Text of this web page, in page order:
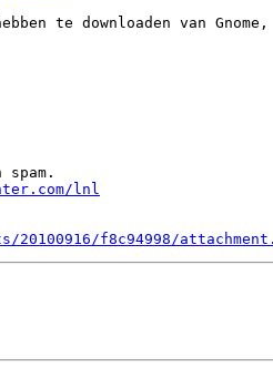
te downloaden van
lnl
f8c94998/